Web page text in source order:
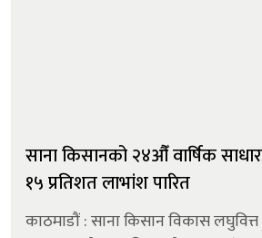
साना किसानको २४औँ वार्षिक
१५ प्रतिशत लाभांश पारित
काठमाडौं : साना किसान विकास लघुवित्त